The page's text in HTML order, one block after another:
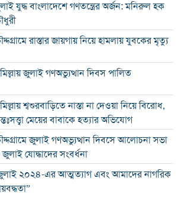
যুদ্ধ বাংলাদেশে গণতন্ত্রের অর্জন: মনিরুল হক
রাস্তার জায়গায় নিয়ে হামলায় যুবকের মৃত্যু
জুলাই গণঅভ্যুত্থান দিবস পালিত
শ্বশুরবাড়িতে নাস্তা না দেওয়া নিয়ে বিরোধ,
মেয়ের বাবাকে হত্যার অভিযোগ
জুলাই গণঅভ্যুত্থান দিবসে আলোচনা সভা
যোদ্ধাদের সংবর্ধনা
২০২৪-এর আত্মত্যাগ এবং আমাদের নাগরিক